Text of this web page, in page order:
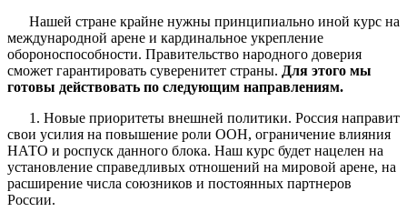
Нашей стране крайне нужны принципиально иной курс на
международной арене и кардинальное укрепление
обороноспособности. Правительство народного доверия
сможет гарантировать суверенитет страны. Для этого мы
готовы действовать по следующим направлениям.
1. Новые приоритеты внешней политики. Россия направит
свои усилия на повышение роли ООН, ограничение влияния
НАТО и роспуск данного блока. Наш курс будет нацелен на
установление справедливых отношений на мировой арене, на
расширение числа союзников и постоянных партнеров
России.